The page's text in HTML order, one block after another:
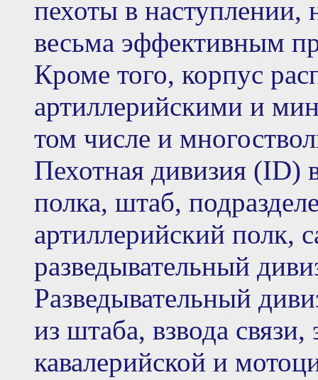
пехоты в наступлении,
весьма эффективным
Кроме того, корпус
артиллерийскими и
том числе и
Пехотная дивизия (ID)
полка, штаб,
артиллерийский полк,
разведывательный
Разведывательный
из штаба, взвода
кавалерийской и